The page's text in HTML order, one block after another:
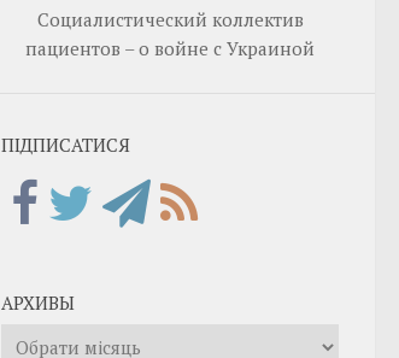
Социалистический коллектив
пациентов – о войне с Украиной
ПІДПИСАТИСЯ
АРХИВЫ
Архивы